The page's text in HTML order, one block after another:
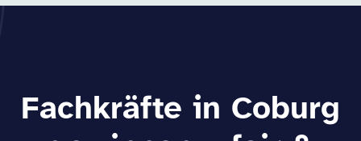
Fachkräfte in Coburg